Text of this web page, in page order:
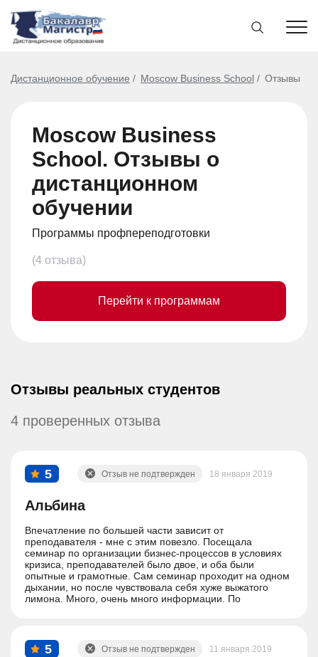
Дистанционное обучение Moscow Business School Отзывы
Moscow Business
School. Отзывы о
дистанционном
обучении
Программы профпереподготовки
(4 отзыва)
Перейти к программам
Отзывы реальных студентов
4 проверенных отзыва
5
Альбина
18 января 2019
Отзыв не подтвержден
Впечатление по большей части зависит от
преподавателя - мне с этим повезло. Посещала
семинар по организации бизнес-процессов в условиях
кризиса, преподавателей было двое, и оба были
опытные и грамотные. Сам семинар проходит на одном
дыхании, но после чувствовала себя хуже выжатого
лимона. Много, очень много информации. По
5 11 января 2019
Отзыв не подтвержден